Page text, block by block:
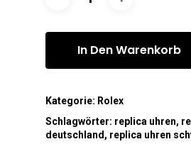
In Den Warenkorb
Kategorie: Rolex
Schlagwörter: replica uhren,
deutschland , replica uhren